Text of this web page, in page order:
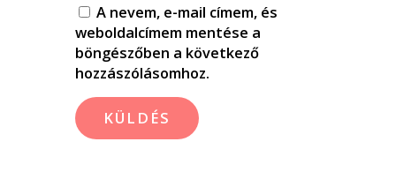
A nevem, e-mail címem, és
weboldalcímem mentése a
böngészőben a következő
hozzászólásomhoz.